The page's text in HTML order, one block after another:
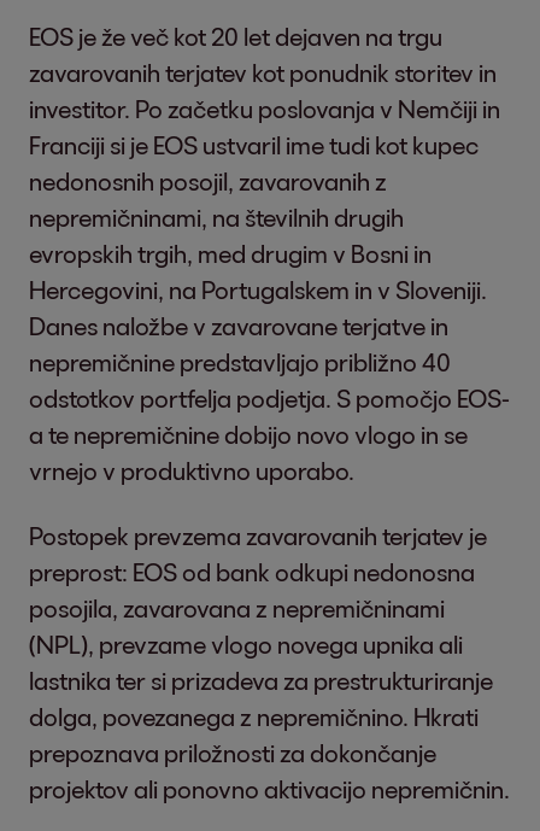
EOS je že več kot 20 let dejaven na trgu
zavarovanih terjatev kot ponudnik storitev in
investitor. Po začetku poslovanja v Nemčiji in
Franciji si je EOS ustvaril ime tudi kot kupec
nedonosnih posojil, zavarovanih z
nepremičninami, na številnih drugih
evropskih trgih, med drugim v Bosni in
Hercegovini, na Portugalskem in v Sloveniji.
Danes naložbe v zavarovane terjatve in
nepremičnine predstavljajo približno 40
odstotkov portfelja podjetja. S pomočjo EOS-
a te nepremičnine dobijo novo vlogo in se
vrnejo v produktivno uporabo.
Postopek prevzema zavarovanih terjatev je
preprost: EOS od bank odkupi nedonosna
posojila, zavarovana z nepremičninami
(NPL), prevzame vlogo novega upnika ali
lastnika ter si prizadeva za prestrukturiranje
dolga, povezanega z nepremičnino. Hkrati
prepoznava priložnosti za dokončanje
projektov ali ponovno aktivacijo nepremičnin.